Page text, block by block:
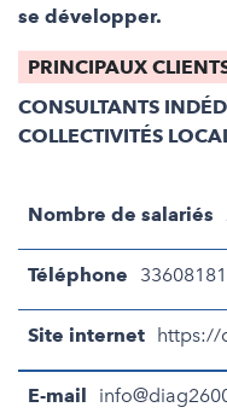
se développer.
PRINCIPAUX
CONSULTANTS
COLLECTIVITÉS
Nombre de salariés
Téléphone
Site internet https://
E-mail